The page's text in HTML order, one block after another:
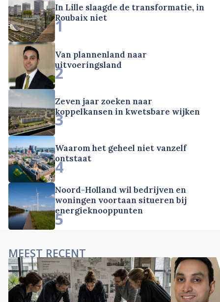
In Lille slaagde de transformatie, in
Roubaix niet
1
Van plannenland naar
uitvoeringsland
2
Zeven jaar zoeken naar
koppelkansen in kwetsbare wijken
3
Waarom het geheel niet vanzelf
ontstaat
4
Noord-Holland wil bedrijven en
woningen voortaan situeren bij
energieknooppunten
5
MEEST RECENT